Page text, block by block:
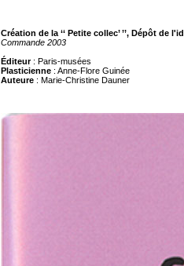
Création de la ‘‘ Petite collec’ ’’, Dépôt
Commande 2003
Éditeur: Paris-musées
Plasticienne : Anne-Flore Guinée
Auteure : Marie-Christine Dauner